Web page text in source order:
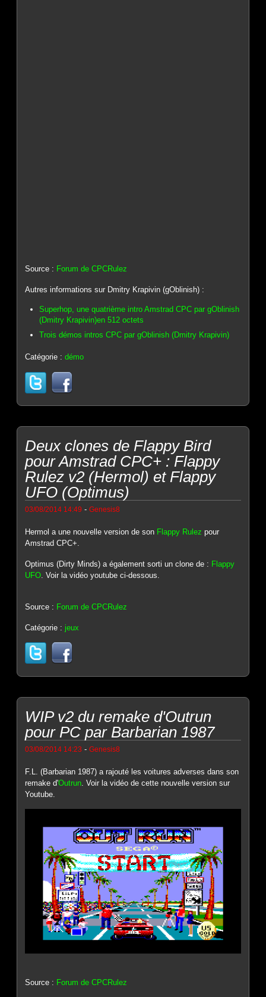
Source : Forum de CPCRulez
Autres informations sur Dmitry Krapivin (gOblinish) :
Superhop, une quatrième intro Amstrad CPC par gOblinish
(Dmitry Krapivin)en 512 octets
Trois démos intros CPC par gOblinish (Dmitry Krapivin)
Catégorie :démo
Deux clones de Flappy Bird
pour Amstrad CPC+ : Flappy
Rulez v2 (Hermol) et Flappy
UFO (Optimus)
03/08/2014 14:49 -Genesis8
Hermol a une nouvelle version de son Flappy Rulez pour
Amstrad CPC+.
Optimus (Dirty Minds) a également sorti un clone de : Flappy
UFO . Voir la vidéo youtube ci-dessous.
Source : Forum de CPCRulez
Catégorie :jeux
WIP v2 du remake d'Outrun
pour PC par Barbarian 1987
03/08/2014 14:23 -Genesis8
F.L. (Barbarian 1987) a rajouté les voitures adverses dans son
remake d'Outrun . Voir la vidéo de cette nouvelle version sur
Youtube.
Source : Forum de CPCRulez